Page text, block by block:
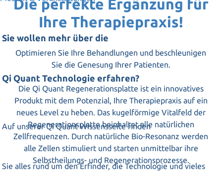
Sie wollen mehr über die
Qi Quant Technologie erfahren?
Auf unserer Qi Quant Wissensseite finden
Sie alles rund um den Erfinder, die Technologie und vieles
Die perfekte Ergänzung für
Ihre Therapiepraxis!
Optimieren Sie Ihre Behandlungen und beschleunigen
Sie die Genesung Ihrer Patienten.
Die Qi Quant Regenerationsplatte ist ein innovatives
Produkt mit dem Potenzial, Ihre Therapiepraxis auf ein
neues Level zu heben. Das kugelförmige Vitalfeld der
Regenerationsplatte beinhaltet alle natürlichen
Zellfrequenzen. Durch natürliche Bio-Resonanz werden
alle Zellen stimuliert und starten unmittelbar ihre
Selbstheilungs- und Regenerationsprozesse.